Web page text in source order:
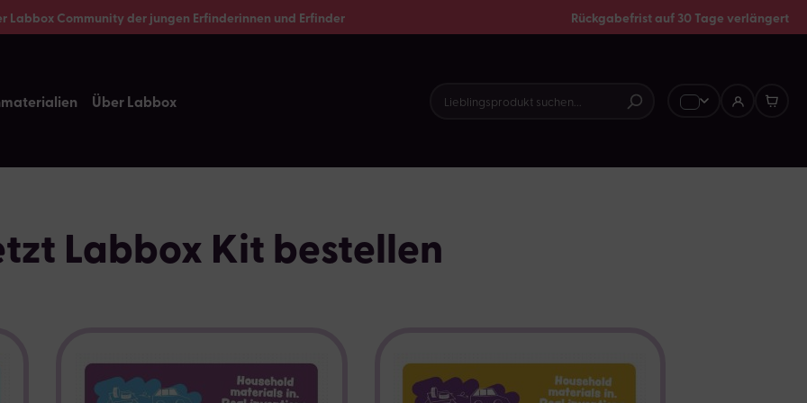
Labbox Community der jungen Erfinderinnen und Erfinder Rückgabefrist auf 30 Tage verlängert
Über Labbox
Labbox Kit bestellen